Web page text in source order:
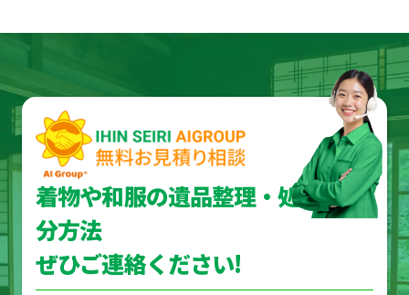
着物や和服の遺品整理・処
分方法
ぜひご連絡ください!